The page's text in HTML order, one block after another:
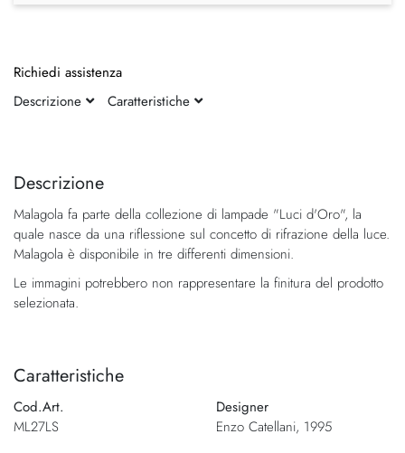
fine
galleria
di
immagini
della
di
immagini
Descrizione
Malagola fa parte della collezione di lampade "Luci d'Oro", la
quale nasce da una riflessione sul concetto di rifrazione della luce.
Malagola è disponibile in tre differenti dimensioni.
Le immagini potrebbero non rappresentare la finitura del prodotto
selezionata.
Caratteristiche
Cod.Art.
ML27LS
Designer
Enzo Catellani, 1995
Richiedi assistenza
Descrizione
Caratteristiche